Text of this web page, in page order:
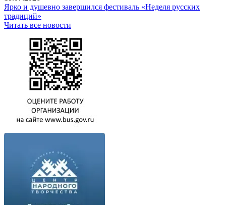
Ярко и душевно завершился фестиваль «Неделя русских
традиций»
Читать все новости